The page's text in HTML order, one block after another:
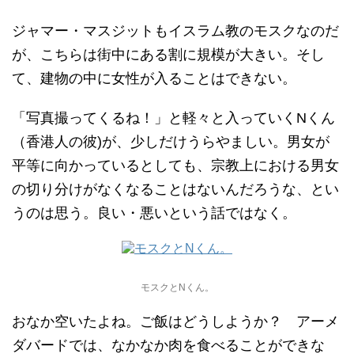
ジャマー・マスジットもイスラム教のモスクなのだ
が、こちらは街中にある割に規模が大きい。そし
て、建物の中に女性が入ることはできない。
「写真撮ってくるね！」と軽々と入っていくNくん
（香港人の彼)が、少しだけうらやましい。男女が
平等に向かっているとしても、宗教上における男女
の切り分けがなくなることはないんだろうな、とい
うのは思う。良い・悪いという話ではなく。
モスクとNくん。
おなか空いたよね。ご飯はどうしようか？ アーメ
ダバードでは、なかなか肉を食べることができな